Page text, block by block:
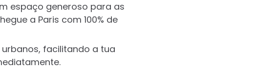
espaço generoso para as
a Paris com 100% de
facilitando a tua